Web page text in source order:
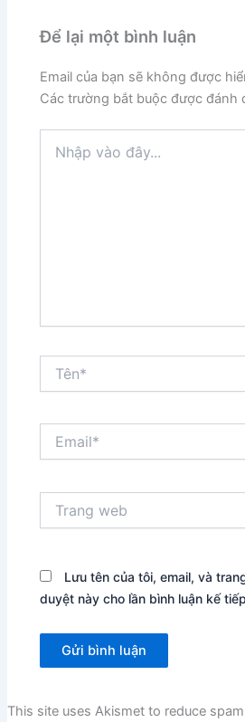
Để lại một bình luận
Email của bạn sẽ không được
Các trường bắt buộc được đánh
vào
web
Lưu tên của tôi, email, và
duyệt này cho lần bình luận kế
This site uses Akismet to reduce